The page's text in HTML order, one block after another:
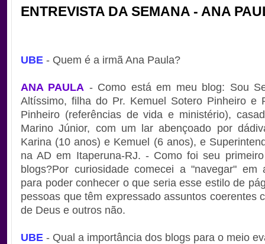
ENTREVISTA DA SEMANA - ANA
UBE - Quem é a irmã Ana Paula?
ANA PAULA - Como está em meu blog: Sou
Altíssimo, filha do Pr. Kemuel Sotero Pinheiro e
Pinheiro (referências de vida e ministério),
Marino Júnior, com um lar abençoado por
Karina (10 anos) e Kemuel (6 anos), e
na AD em Itaperuna-RJ. - Como foi seu
blogs?Por curiosidade comecei a "navegar" em
para poder conhecer o que seria esse estilo de
pessoas que têm expressado assuntos coerentes
de Deus e outros não.
UBE - Qual a importância dos blogs para o meio